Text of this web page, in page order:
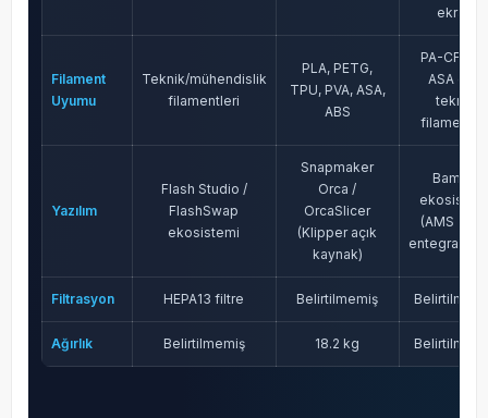
ekran
Filament
Uyumu
Teknik/mühendislik
filamentleri
PLA, PETG,
TPU, PVA, ASA,
ABS
PA-CF,
ASA gibi
teknik
Yazılım
Flash Studio /
FlashSwap
ekosistemi
Snapmaker
Orca /
OrcaSlicer
(Klipper açık
kaynak)
Bambu
(AMS 2
Filtrasyon HEPA13 filtre Belirtilmemiş
Ağırlık Belirtilmemiş 18.2 kg